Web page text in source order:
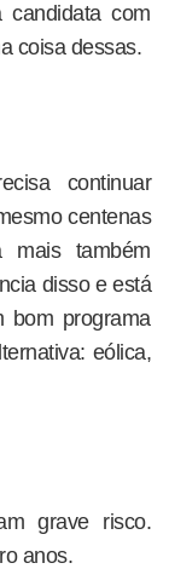
candidata com
coisa dessas.
continuar
centenas
mais também
disso e está
bom programa
eólica,
grave risco.
anos.